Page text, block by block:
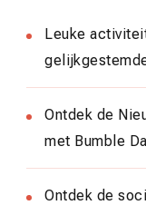
Leuke
Ontdek de
met Bumble
Ontdek de